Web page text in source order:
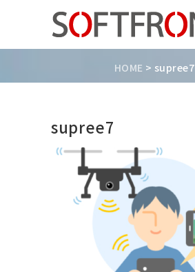
HOME > supree7
supree7